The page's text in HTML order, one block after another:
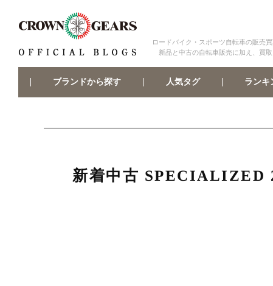
ロードバイク・スポーツ自転車の販売
新品と中古の自転車販売に加え、買
ブランドから探す 人気タグ ランキ
新着中古 SPECIALIZED